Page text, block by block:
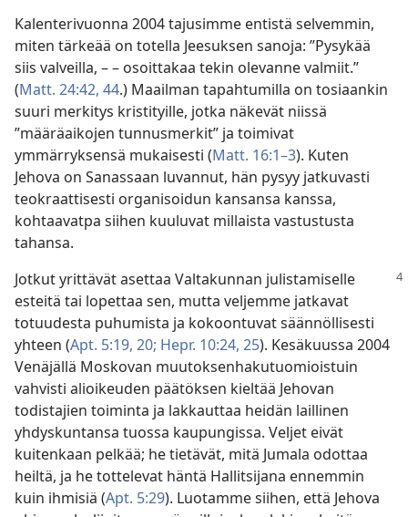
Kalenterivuonna 2004 tajusimme entistä selvemmin,
miten tärkeää on totella Jeesuksen sanoja: ”Pysykää
siis valveilla, – – osoittakaa tekin olevanne valmiit.”
(Matt. 24:42, 44.) Maailman tapahtumilla on tosiaankin
suuri merkitys kristityille, jotka näkevät niissä
”määräaikojen tunnusmerkit” ja toimivat
ymmärryksensä mukaisesti (Matt. 16:1–3). Kuten
Jehova on Sanassaan luvannut, hän pysyy jatkuvasti
teokraattisesti organisoidun kansansa kanssa,
kohtaavatpa siihen kuuluvat millaista vastustusta
tahansa.
Jotkut yrittävät asettaa Valtakunnan julistamiselle
esteitä tai lopettaa sen, mutta veljemme jatkavat
totuudesta puhumista ja kokoontuvat säännöllisesti
yhteen (Apt. 5:19, 20; Hepr. 10:24, 25). Kesäkuussa 2004
Venäjällä Moskovan muutoksenhakutuomioistuin
vahvisti alioikeuden päätöksen kieltää Jehovan
todistajien toiminta ja lakkauttaa heidän laillinen
yhdyskuntansa tuossa kaupungissa. Veljet eivät
kuitenkaan pelkää; he tietävät, mitä Jumala odottaa
heiltä, ja he tottelevat häntä Hallitsijana ennemmin
kuin ihmisiä (Apt. 5:29). Luotamme siihen, että Jehova